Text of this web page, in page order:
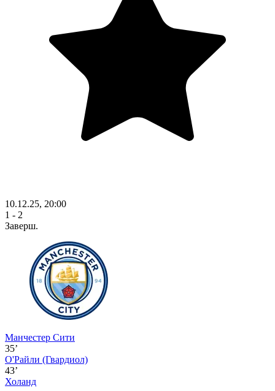
10.12.25, 20:00
1 - 2
Заверш.
Манчестер Сити
35’
О'Райли (Гвардиол)
43’
Холанд